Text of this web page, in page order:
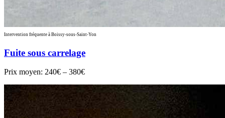
Intervention fréquente à Boissy-sous-Saint-Yon
Fuite sous carrelage
Prix moyen: 240€ – 380€